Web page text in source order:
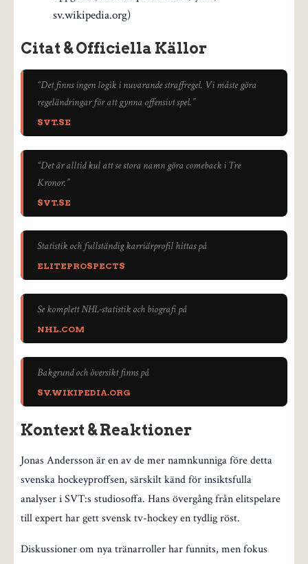
sv.wikipedia.org)
Citat & Officiella Källor
“Det finns ingen logik i nuvarande straffregel. Vi måste göra
regeländringar för att gynna offensivt spel.”
SVT.SE
“Det är alltid kul att se stora namn göra comeback i Tre
Kronor.”
SVT.SE
Statistik och fullständig karriärprofil hittas på
ELITEPROSPECTS
Se komplett NHL-statistik och biografi på
NHL.COM
Bakgrund och översikt finns på
SV.WIKIPEDIA.ORG
Kontext & Reaktioner
Jonas Andersson är en av de mer namnkunniga före detta
svenska hockeyproffsen, särskilt känd för insiktsfulla
analyser i SVT:s studiosoffa. Hans övergång från elitspelare
till expert har gett svensk tv-hockey en tydlig röst.
Diskussioner om nya tränarroller har funnits, men fokus